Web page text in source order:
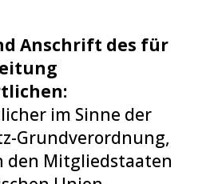
Anschrift des für
im Sinne der
Grundverordnung,
den Mitgliedstaaten